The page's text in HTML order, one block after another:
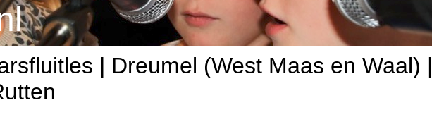
| Dreumel (West Maas en Waal) |